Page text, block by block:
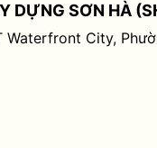
DỰNG SƠN HÀ
City,